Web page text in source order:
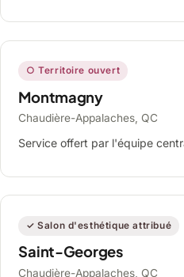
○ Territoire ouvert
Montmagny
Chaudière-Appalaches, QC
Service offert par l'équipe
✓ Salon d'esthétique attribué
Saint-Georges
Chaudière-Appalaches, QC